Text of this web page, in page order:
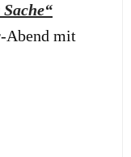
Abend mit